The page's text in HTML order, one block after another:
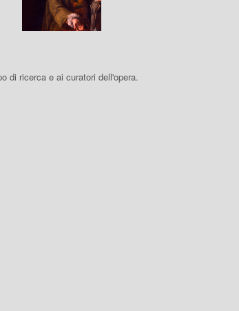
di ricerca e ai curatori dell'opera.